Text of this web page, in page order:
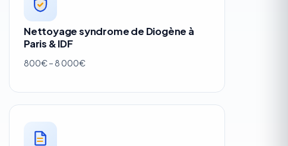
Nettoyage syndrome de Diogène à
Paris & IDF
800€ – 8 000€